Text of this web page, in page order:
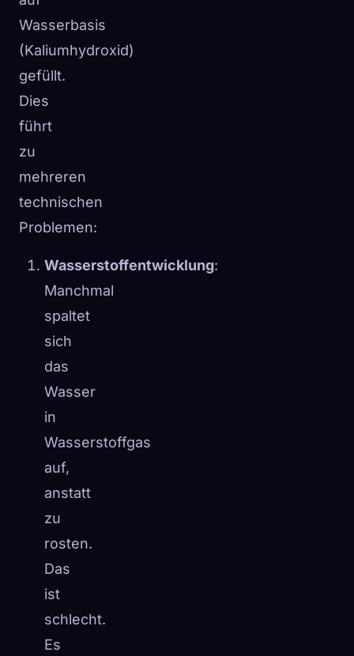
Wasserbasis
(Kaliumhydroxid)
gefüllt.
Dies
führt
zu
mehreren
technischen
Problemen:
Wasserstoffentwicklung:
Manchmal
spaltet
sich
das
Wasser
in
Wasserstoffgas
auf,
anstatt
zu
rosten.
Das
ist
schlecht.
Es